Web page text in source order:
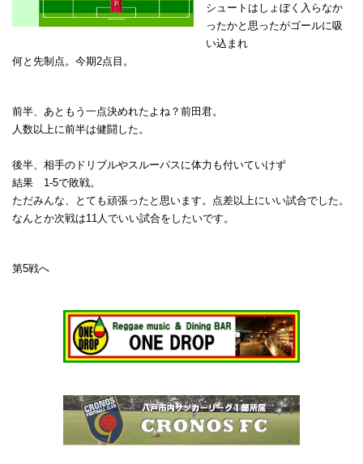
シュートはしょぼく入らなか
ったかと思ったがゴールに吸
い込まれ
何と先制点。今期2点目。
前半、あともう一点決めれたよね？前田君。
人数以上に前半は健闘した。
後半、相手のドリブルやスルーパスに体力も付いていけず
結果 1-5で敗戦。
ただみんな、とても頑張ったと思います。点差以上にいい試合でした。
なんとか次戦は11人でいい試合をしたいです。
第5戦へ